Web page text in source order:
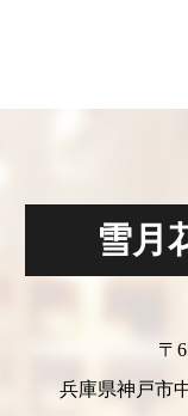
雪
〒
兵庫県神戸市